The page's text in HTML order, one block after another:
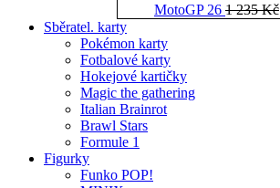
MotoGP 26 1 235Kč
Sběratel. karty
Pokémon karty
Fotbalové karty
Hokejové kartičky
Magic the gathering
Italian Brainrot
Brawl Stars
Formule 1
Figurky
Funko POP!